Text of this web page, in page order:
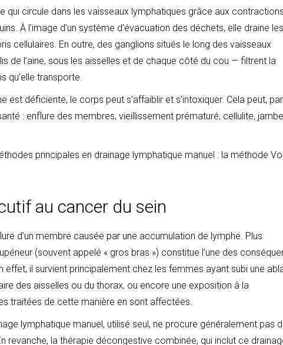
qui circule dans les vaisseaux lymphatiques grâce aux contractions
À l’image d’un système d’évacuation des déchets, elle draine les
cellulaires. En outre, des ganglions situés le long des vaisseaux
de l’aine, sous les aisselles et de chaque côté du cou — filtrent la
qu’elle transporte.
est déficiente, le corps peut s’affaiblir et s’intoxiquer. Cela peut, par
: enflure des membres, vieillissement prématuré, cellulite,
principales en drainage lymphatique manuel : la méthode
au cancer du sein
d’un membre causée par une accumulation de lymphe. Plus
(souvent appelé « gros bras ») constitue l’une des
effet, il survient principalement chez les femmes ayant subi une
des aisselles ou du thorax, ou encore une exposition à la
traitées de cette manière en sont affectées.
lymphatique manuel, utilisé seul, ne procure généralement pas
la thérapie décongestive combinée, qui inclut ce